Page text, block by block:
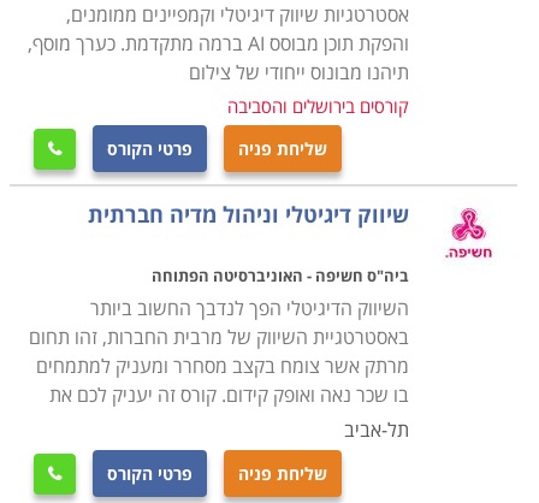
מנהל. כמו כן, הקורס כולל פרקים ביצירת שיתופי פעולה
באינטרנט, יצירת חשבונות, יצירת תדמית חיובית בדרך
נכונה, בניית קמפיין וירטואלי, ניהול אסטרטגיית פרסום
ברשת, ניהול מכירות באינטרנט ועוד.
הלימודים אינם דורשים ידע מוקדם, והם פתוחים בפני כל מי
שמעוניין להכיר את התחום, כך נוצר מצב שבאותה הכיתה
לומדים מנהלי תקשורת שיווקית לצד מתחילים בורים
בתחום. בסוף הלימודים מקבלים המסיימים תעודת סיום
מטעם המוסד בו למדו. יש קורסים בהיקפים שונים של
שעות, על פי העמקה בתכנים, החל מקורס קצר בן 28
שעות אקדמיות, ועד לימודים לאורך סמסטר שלם. יש גם
קורסים בלימודי ערב, וכן קורסים מרוכזים במשך שבוע. ניתן
ללמוד קורס ניהול רשתות חברתיות במספר מכללות ברחבי
הארץ, בתל אביב, באר שבע, רחובות ועוד.
אסטרטגיות שיווק דיגיטלי וקמפיינים ממומנים,
והפקת תוכן מבוסס AI ברמה מתקדמת. כערך מוסף,
תיהנו מבונוס ייחודי של צילום
קורסים בירושלים והסביבה
שליחת פניה פרטי הקורס 
שיווק דיגיטלי וניהול מדיה חברתית
ביה"ס חשיפה - האוניברסיטה הפתוחה
השיווק הדיגיטלי הפך לנדבך החשוב ביותר
באסטרטגיית השיווק של מרבית החברות, זהו תחום
מרתק אשר צומח בקצב מסחרר ומעניק למתמחים
בו שכר נאה ואופק קידום. קורס זה יעניק לכם את
תל-אביב
שליחת פניה פרטי הקורס 